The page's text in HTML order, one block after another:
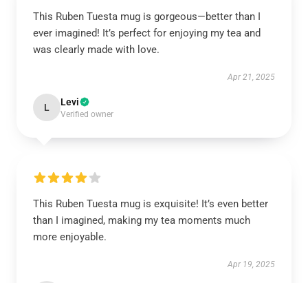
This Ruben Tuesta mug is gorgeous—better than I
ever imagined! It’s perfect for enjoying my tea and
was clearly made with love.
Apr 21, 2025
L Levi
Verified owner
This Ruben Tuesta mug is exquisite! It’s even better
than I imagined, making my tea moments much
more enjoyable.
Apr 19, 2025